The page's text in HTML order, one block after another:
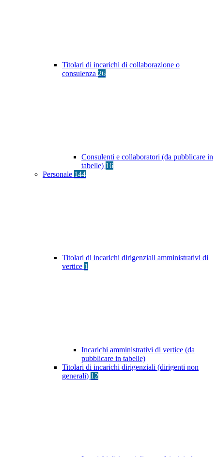
Titolari di incarichi di collaborazione o
consulenza 26
Consulenti e collaboratori (da pubblicare in
tabelle) 16
Personale 144
Titolari di incarichi dirigenziali amministrativi di
vertice 1
Incarichi amministrativi di vertice (da
pubblicare in tabelle)
Titolari di incarichi dirigenziali (dirigenti non
generali) 12